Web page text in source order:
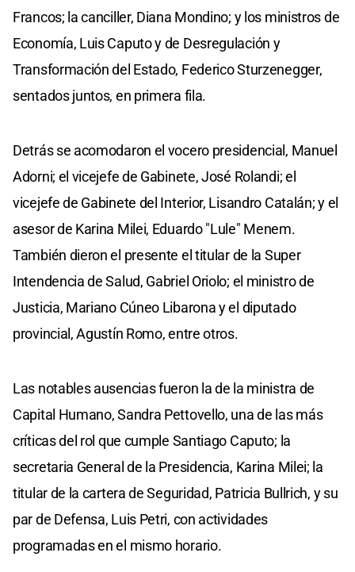
Francos; la canciller, Diana Mondino; y los ministros de
Economía, Luis Caputo y de Desregulación y
Transformación del Estado, Federico Sturzenegger,
sentados juntos, en primera fila.
Detrás se acomodaron el vocero presidencial, Manuel
Adorni; el vicejefe de Gabinete, José Rolandi; el
vicejefe de Gabinete del Interior, Lisandro Catalán; y el
asesor de Karina Milei, Eduardo "Lule" Menem.
También dieron el presente el titular de la Super
Intendencia de Salud, Gabriel Oriolo; el ministro de
Justicia, Mariano Cúneo Libarona y el diputado
provincial, Agustín Romo, entre otros.
Las notables ausencias fueron la de la ministra de
Capital Humano, Sandra Pettovello, una de las más
críticas del rol que cumple Santiago Caputo; la
secretaria General de la Presidencia, Karina Milei; la
titular de la cartera de Seguridad, Patricia Bullrich, y su
par de Defensa, Luis Petri, con actividades
programadas en el mismo horario.